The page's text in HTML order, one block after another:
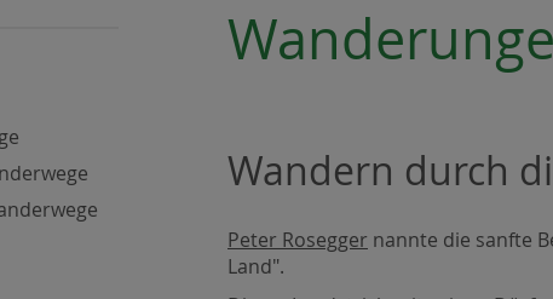
Wandern durch
Peter Rosegger nannte die sanfte
Land".